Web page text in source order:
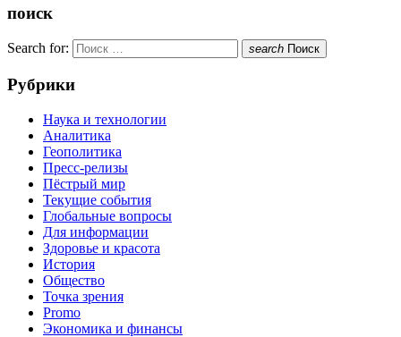
поиск
Search for: search Поиск
Рубрики
Наука и технологии
Аналитика
Геополитика
Пресс-релизы
Пёстрый мир
Текущие события
Глобальные вопросы
Для информации
Здоровье и красота
История
Общество
Точка зрения
Promo
Экономика и финансы